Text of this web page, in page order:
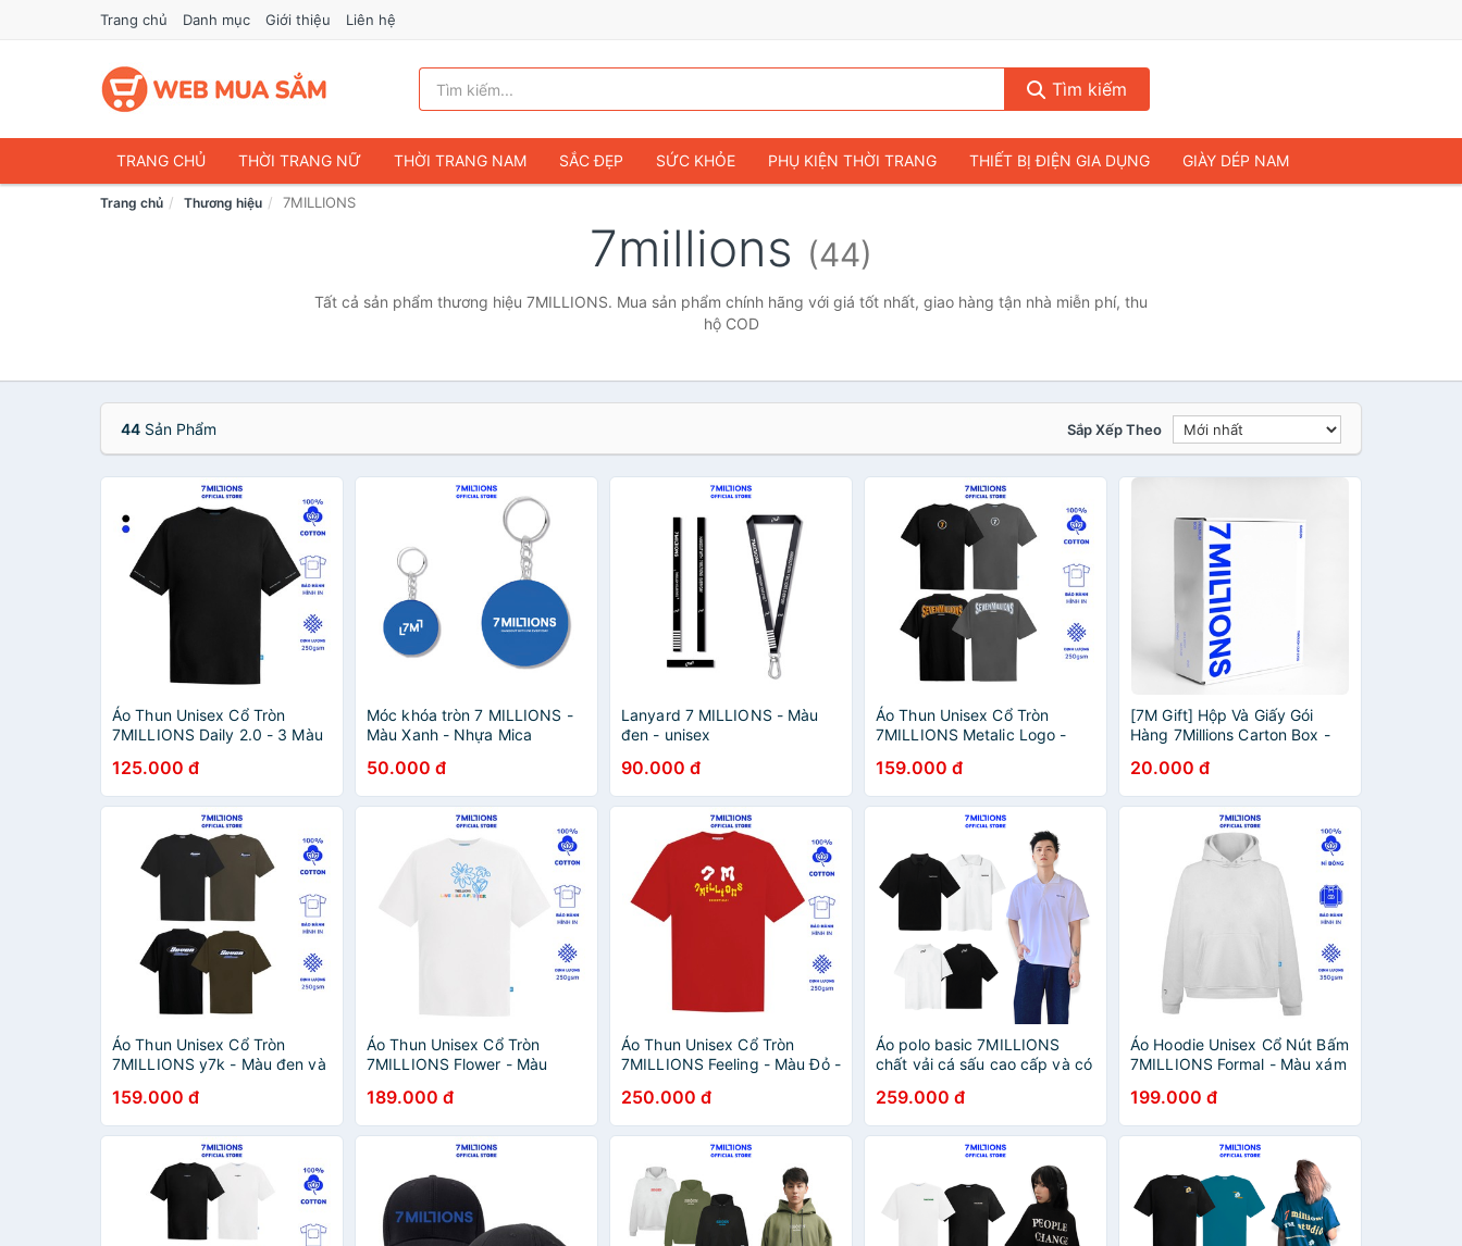
Trang chủ Danh mục Giới thiệu Liên hệ
Tìm kiếm
TRANG CHỦ THỜI TRANG NỮ THỜI TRANG NAM SẮC ĐẸP SỨC KHỎE PHỤ KIỆN THỜI TRANG THIẾT BỊ ĐIỆN GIA DỤNG GIÀY DÉP NAM
ĐIỆN THOẠI & PHỤ KIỆN DU LỊCH & HÀNH LÝ
THỜI TRANG TRẺ EM & TRẺ SƠ SINH GAMING & CONSOLE
VĂN PHÒNG PHẨM SỞ THÍCH & SƯU TẦM Ô TÔ MÔ TÔ, XE MÁY SÁCH & TẠP CHÍ MÁY TÍNH & LAPTOP
Trang chủ Thương hiệu 7MILLIONS
7millions (44)
Tất cả sản phẩm thương hiệu 7MILLIONS. Mua sản phẩm chính hãng với giá tốt nhất, giao hàng tận nhà miễn phí, thu
hộ COD
44 Sản Phẩm Sắp Xếp Theo
Áo Thun Unisex Cổ Tròn
7MILLIONS Daily 2.0 - 3 Màu
Oversize
125.000 đ
Móc khóa tròn 7 MILLIONS -
Màu Xanh - Nhựa Mica
50.000 đ
Lanyard 7 MILLIONS - Màu
đen - unisex
90.000 đ
Áo Thun Unisex Cổ Tròn
7MILLIONS Metalic Logo -
cotton 2 chiều - Form
Oversize
159.000 đ
[7M Gift] Hộp Và Giấy Gói
Hàng 7Millions Carton Box -
phẩm quần áo
20.000 đ
Áo Thun Unisex Cổ Tròn
7MILLIONS y7k - Màu đen và
form unisex oversize
159.000 đ
Áo Thun Unisex Cổ Tròn
7MILLIONS Flower - Màu
Form Oversize.
189.000 đ
Áo Thun Unisex Cổ Tròn
7MILLIONS Feeling - Màu Đỏ -
Oversize
250.000 đ
Áo polo basic 7MILLIONS
chất vải cá sấu cao cấp và có
unisex oversize
259.000 đ
Áo Hoodie Unisex Cổ Nút Bấm
7MILLIONS Formal - Màu xám
199.000 đ